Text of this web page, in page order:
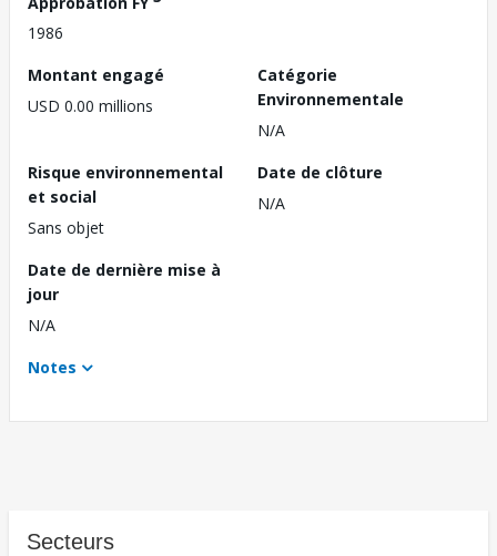
1986
Montant engagé
USD 0.00 millions
Catégorie
Environnementale
N/A
Risque environnemental
et social
Sans objet
Date de clôture
N/A
Date de dernière mise à
jour
N/A
Notes
Secteurs